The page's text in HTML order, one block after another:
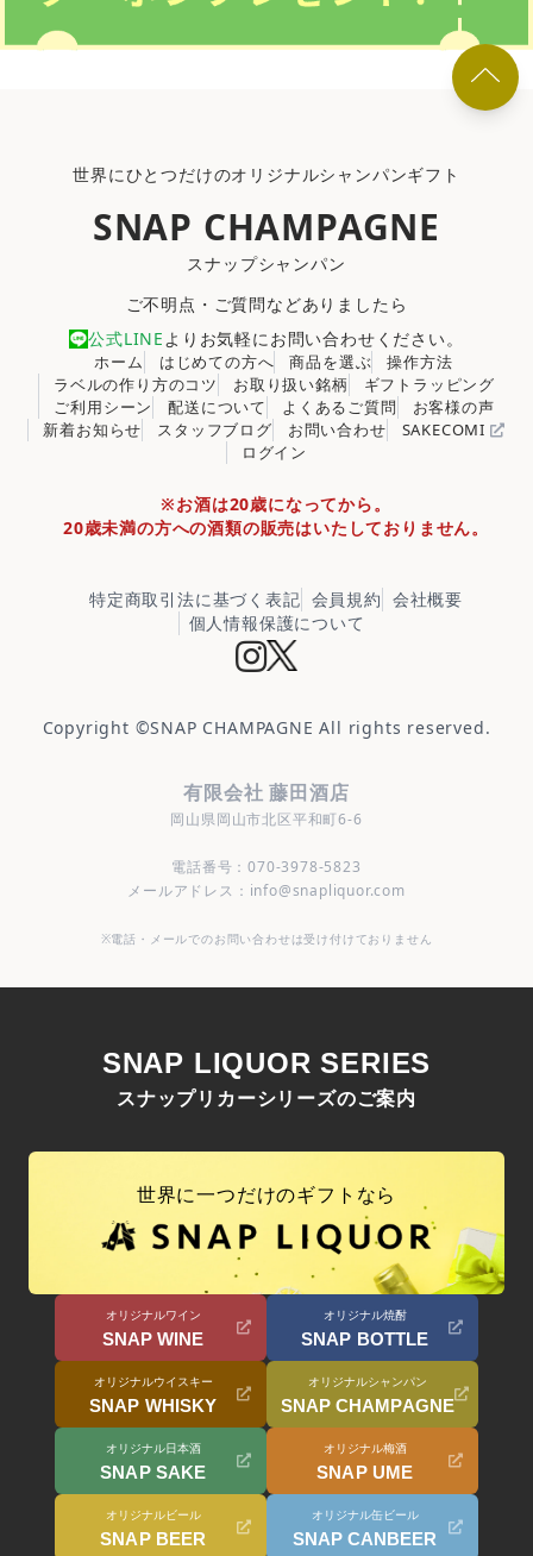
世界にひとつだけのオリジナルシャンパンギフト
SNAP CHAMPAGNE
スナップシャンパン
ご不明点・ご質問などありましたら
公式LINEよりお気軽にお問い合わせください。
ホーム はじめての方へ 商品を選ぶ
操作方法
ラベルの作り方のコツ
お取り扱い銘柄
ギフトラッピング
ご利用シーン
配送について よくあるご質問
お客様の声
新着お知らせ
スタッフブログ お問い合わせ
SAKECOMI
ログイン
※お酒は20歳になってから。
20歳未満の方への酒類の販売はいたしておりません。
特定商取引法に基づく表記 会員規約 会社概要
個人情報保護について
Copyright ©SNAP CHAMPAGNE All rights reserved.
有限会社 藤田酒店
岡山県岡山市北区平和町6-6
電話番号：070-3978-5823
メールアドレス：info@snapliquor.com
※電話・メールでのお問い合わせは受け付けておりません
SNAP LIQUOR SERIES
スナップリカーシリーズのご案内
世界に一つだけのギフトなら
オリジナルワイン
SNAP WINE
オリジナル焼酎
SNAP BOTTLE
オリジナルウイスキー
SNAP WHISKY
オリジナルシャンパン
SNAP CHAMPAGNE
オリジナル日本酒
SNAP SAKE
オリジナル梅酒
SNAP UME
オリジナルビール
SNAP BEER
オリジナル缶ビール
SNAP CANBEER